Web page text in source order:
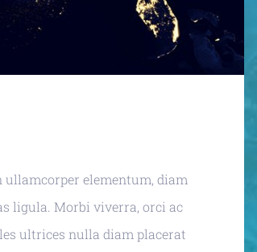
ullamcorper elementum, diam
ligula. Morbi viverra, orci ac
ultrices nulla diam placerat